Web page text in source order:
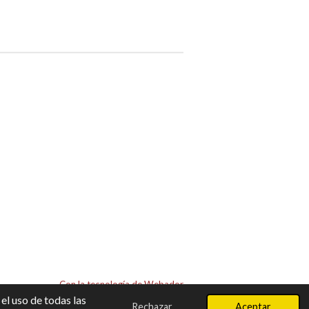
uso de todas las
Rechazar Aceptar
Con la tecnología deWebador